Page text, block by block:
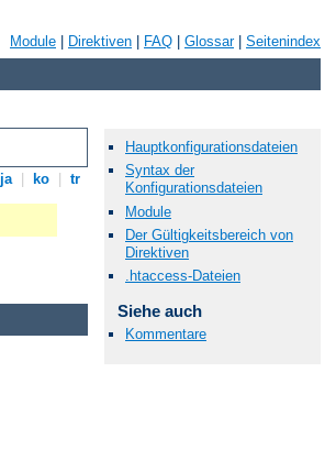
Module Direktiven FAQ Glossar| Seitenindex
ja ko tr
Hauptkonfigurationsdateien
Syntax der
Konfigurationsdateien
Module
Der Gültigkeitsbereich von
Direktiven
.htaccess-Dateien
Siehe auch
Kommentare